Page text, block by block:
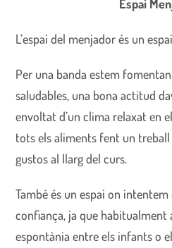
Espai
L’espai del menjador és un
Per una banda estem
saludables, una bona actitud
envoltat d’un clima relaxat en
tots els aliments fent un treball
gustos al llarg del curs.
També és un espai on
confiança, ja que habitualment
espontània entre els infants o